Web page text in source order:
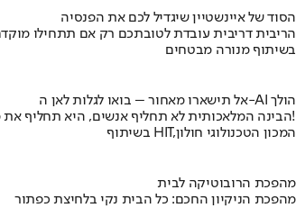
הסוד של איינשטיין שיגדיל לכם את הפנסיה
הריבית דריבית עובדת לטובתכם רק אם תתחילו
בשיתוף מנורה מבטחים
אל תישארו מאחור – בואו לגלות לאן ה-AI הולך
הבינה המלאכותית לא תחליף אנשים, היא תחליף את מי שלא משתמש בה!
בשיתוף HIT,המכון הטכנולוגי חולון
מהפכת הרובוטיקה לבית
מהפכת הניקיון החכם: כל הבית נקי בלחיצת כפתור